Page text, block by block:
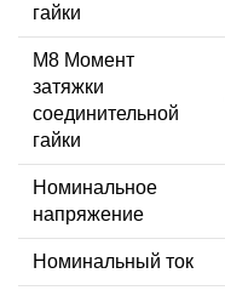
гайки
M8 Момент
затяжки
соединительной
гайки
Номинальное
напряжение
Номинальный ток